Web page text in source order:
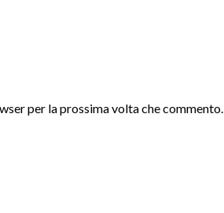
per la prossima volta che commento.